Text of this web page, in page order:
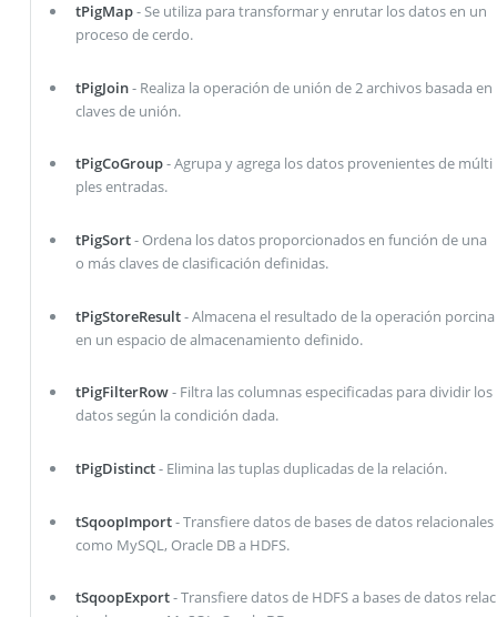
tPigMap- Se utiliza para transformar y enrutar los datos en un
proceso de cerdo.
tPigJoin- Realiza la operación de unión de 2 archivos basada en
claves de unión.
tPigCoGroup- Agrupa y agrega los datos provenientes de múlti
ples entradas.
tPigSort- Ordena los datos proporcionados en función de una
o más claves de clasificación definidas.
tPigStoreResult- Almacena el resultado de la operación porcina
en un espacio de almacenamiento definido.
tPigFilterRow- Filtra las columnas especificadas para dividir los
datos según la condición dada.
tPigDistinct- Elimina las tuplas duplicadas de la relación.
tSqoopImport- Transfiere datos de bases de datos relacionales
como MySQL, Oracle DB a HDFS.
tSqoopExport- Transfiere datos de HDFS a bases de datos relac